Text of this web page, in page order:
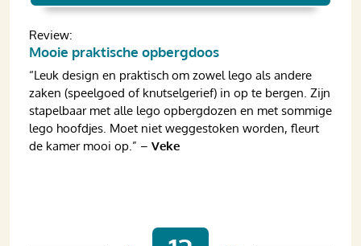
Review:
Mooie praktische opbergdoos
“Leuk design en praktisch om zowel lego als andere
zaken (speelgoed of knutselgerief) in op te bergen. Zijn
stapelbaar met alle lego opbergdozen en met sommige
lego hoofdjes. Moet niet weggestoken worden, fleurt
de kamer mooi op.” – Veke